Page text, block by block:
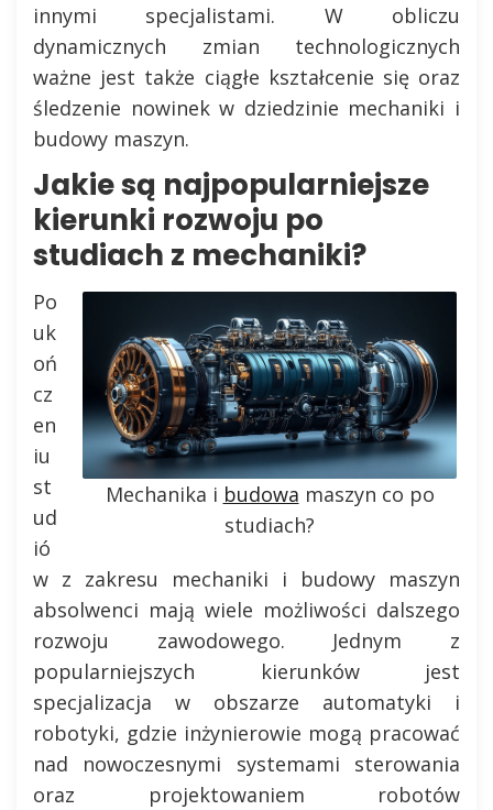
innymi specjalistami. W obliczu
dynamicznych zmian technologicznych
ważne jest także ciągłe kształcenie się oraz
śledzenie nowinek w dziedzinie mechaniki i
budowy maszyn.
Jakie są najpopularniejsze
kierunki rozwoju po
studiach z mechaniki?
Mechanika i budowa maszyn co po
studiach?
Po
uk
oń
cz
en
iu
st
ud
ió
w z zakresu mechaniki i budowy maszyn
absolwenci mają wiele możliwości dalszego
rozwoju zawodowego. Jednym z
popularniejszych kierunków jest
specjalizacja w obszarze automatyki i
robotyki, gdzie inżynierowie mogą pracować
nad nowoczesnymi systemami sterowania
oraz projektowaniem robotów